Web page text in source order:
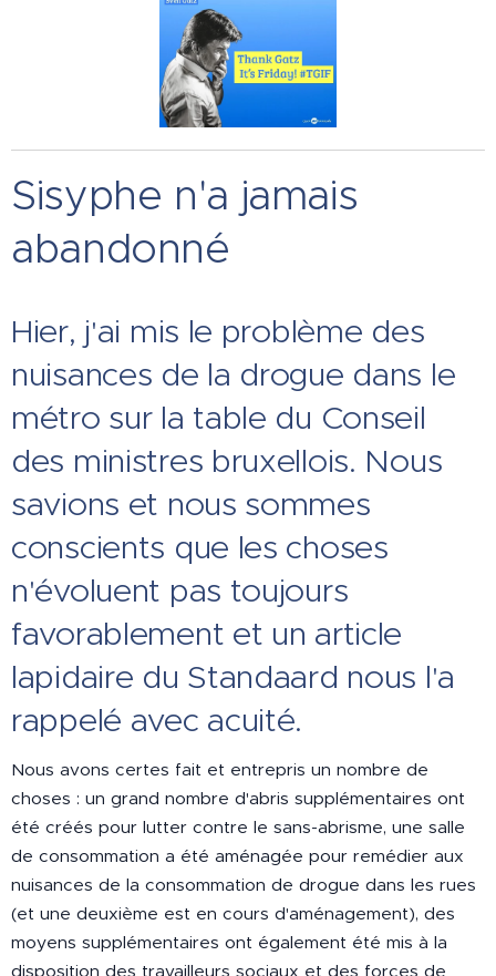
Sisyphe n'a jamais
abandonné
Hier, j'ai mis le problème des
nuisances de la drogue dans le
métro sur la table du Conseil
des ministres bruxellois. Nous
savions et nous sommes
conscients que les choses
n'évoluent pas toujours
favorablement et un article
lapidaire du Standaard nous l'a
rappelé avec acuité.
Nous avons certes fait et entrepris un nombre de
choses : un grand nombre d'abris supplémentaires ont
été créés pour lutter contre le sans-abrisme, une salle
de consommation a été aménagée pour remédier aux
nuisances de la consommation de drogue dans les rues
(et une deuxième est en cours d'aménagement), des
moyens supplémentaires ont également été mis à la
disposition des travailleurs sociaux et des forces de